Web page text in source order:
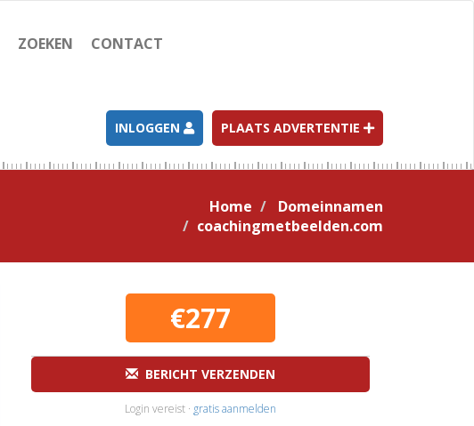
ZOEKEN CONTACT
INLOGGEN PLAATS ADVERTENTIE
Home
Domeinnamen
coachingmetbeelden.com
€277
BERICHT VERZENDEN
Login vereist · gratis aanmelden